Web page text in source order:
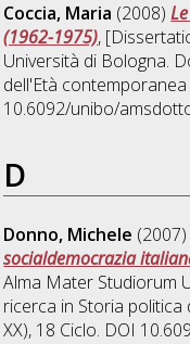
Coccia, Maria (2008)
(1962-1975),
Università di Bologna.
dell'Età contemporanea
10.6092/unibo/
D
Donno, Michele (2007)
socialdemocrazia
Alma Mater Studiorum
ricerca in Storia politica
XX), 18 Ciclo. DOI